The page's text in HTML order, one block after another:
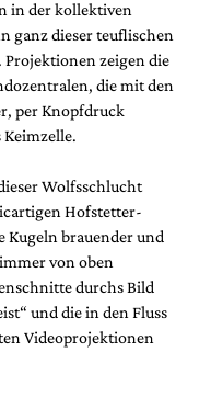
in der kollektiven
ganz dieser teuflischen
zeigen die
die mit den
per Knopfdruck
Wolfsschlucht
Hofstetter-
Kugeln brauender und
von oben
durchs Bild
und die in den Fluss
Videoprojektionen